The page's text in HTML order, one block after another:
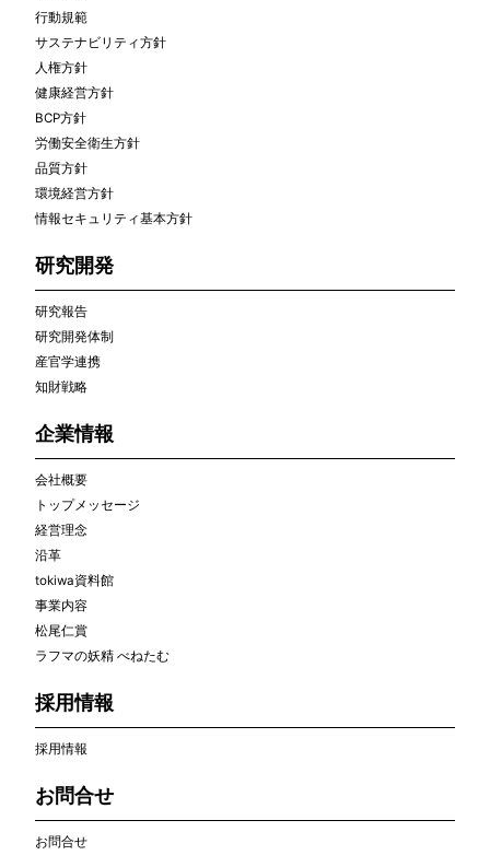
行動規範
サステナビリティ方針
人権方針
健康経営方針
BCP方針
労働安全衛生方針
品質方針
環境経営方針
情報セキュリティ基本方針
研究開発
研究報告
研究開発体制
産官学連携
知財戦略
企業情報
会社概要
トップメッセージ
経営理念
沿革
tokiwa資料館
事業内容
松尾仁賞
ラフマの妖精 べねたむ
採用情報
採用情報
お問合せ
お問合せ